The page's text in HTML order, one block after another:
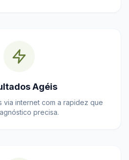
Agéis
via internet com a rapidez que
precisa.